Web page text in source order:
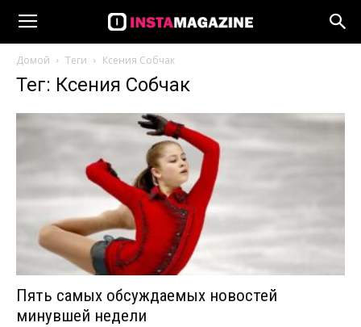
Домой Теги Ксения Собчак
Тег: Ксения Собчак
Пять самых обсуждаемых новостей
минувшей недели